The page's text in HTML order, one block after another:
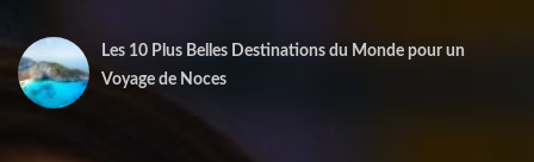
Les 10 Plus Belles Destinations du Monde pour un
Voyage de Noces